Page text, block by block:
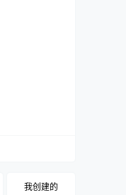
我创建的